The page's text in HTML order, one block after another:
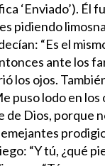
‘Enviado’). Él
pidiendo
“Es el
ante los
los ojos.
puso lodo en los
de Dios, porque
“Y tú, ¿qué